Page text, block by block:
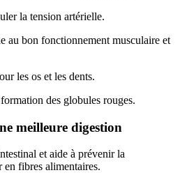
la tension artérielle.
au bon fonctionnement musculaire et
les os et les dents.
des globules rouges.
meilleure digestion
et aide à prévenir la
en fibres alimentaires.